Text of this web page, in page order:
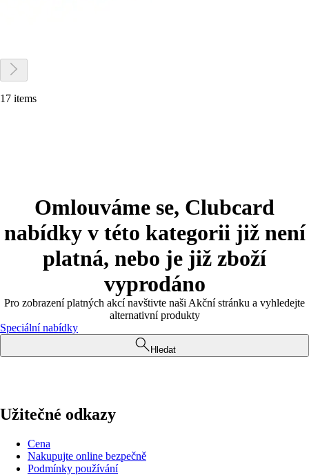
17 items
Omlouváme se, Clubcard
nabídky v této kategorii již není
platná, nebo je již zboží
vyprodáno
Pro zobrazení platných akcí navštivte naši Akční stránku a vyhledejte
alternativní produkty
Speciální nabídky
Hledat
Užitečné odkazy
Cena
Nakupujte online bezpečně
Podmínky používání